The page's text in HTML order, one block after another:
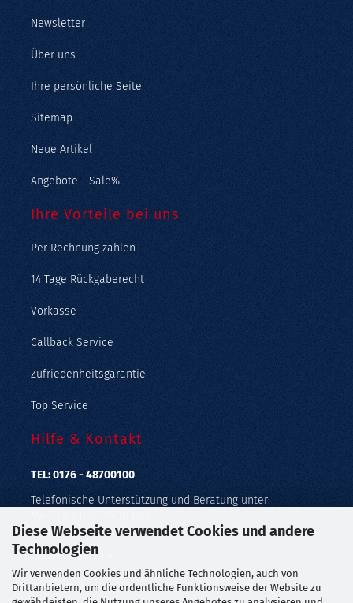
Diese Webseite verwendet Cookies und andere
Technologien
Wir verwenden Cookies und ähnliche Technologien, auch von
Drittanbietern, um die ordentliche Funktionsweise der Website zu
Newsletter
Über uns
Ihre persönliche Seite
Sitemap
Neue Artikel
Angebote - Sale%
Ihre Vorteile bei uns
Per Rechnung zahlen
14 Tage Rückgaberecht
Vorkasse
Callback Service
Zufriedenheitsgarantie
Top Service
Hilfe & Kontakt
TEL: 0176 - 48700100
Telefonische Unterstützung und Beratung unter:
Geprüfter Online Shop mit Geld-zurück-Garantie.
Callback Service
Merkzettel